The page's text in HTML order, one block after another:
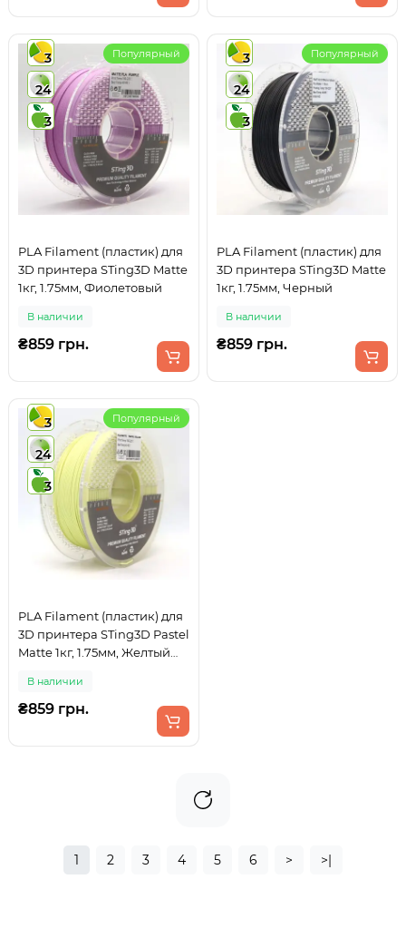
3
24
3
Популярный
PLA Filament (пластик) для
3D принтера STing3D Matte
1кг, 1.75мм, Фиолетовый
В наличии
₴859 грн.
3
24
3
Популярный
PLA Filament (пластик) для
3D принтера STing3D Matte
1кг, 1.75мм, Черный
В наличии
₴859 грн.
3
24
3
Популярный
PLA Filament (пластик) для
3D принтера STing3D Pastel
Matte 1кг, 1.75мм, Желтый
В наличии
₴859 грн.
1 2 3 4 5 6 > >|